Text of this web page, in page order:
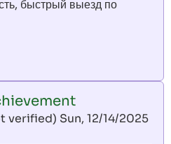
быстрый выезд по
verified) Sun, 12/14/2025